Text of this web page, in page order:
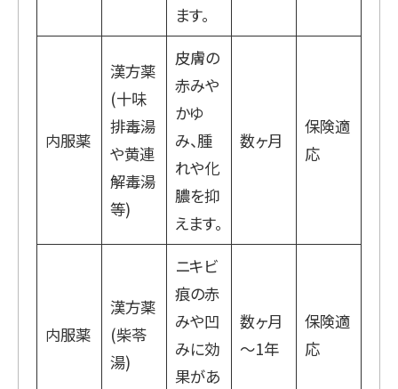
ます。
内服薬
漢方薬
(十味
排毒湯
や黄連
解毒湯
等)
皮膚の
赤みや
かゆ
み、腫
れや化
膿を抑
えます。
数ヶ月
保険適
応
内服薬
漢方薬
(柴苓
湯)
ニキビ
痕の赤
みや凹
みに効
果があ
数ヶ月
～1年
保険適
応